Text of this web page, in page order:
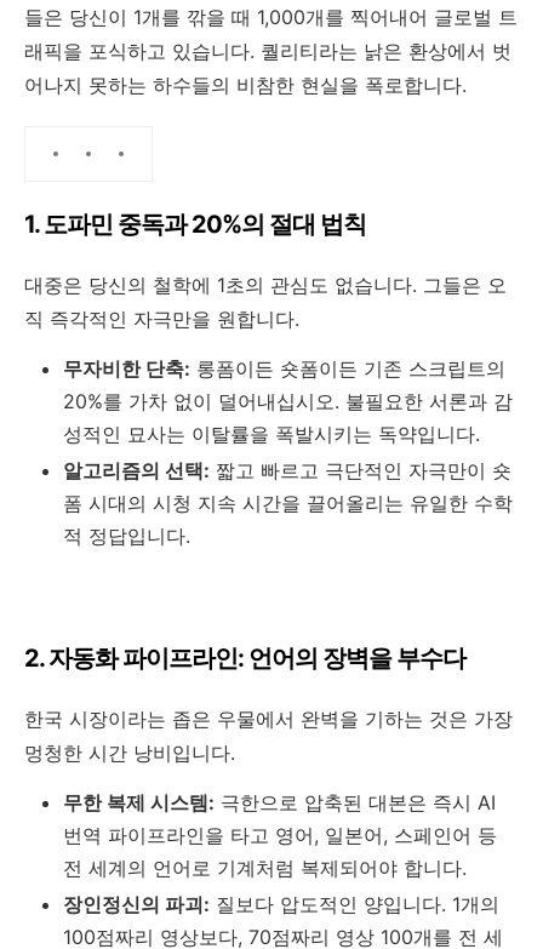
들은 당신이 1개를 깎을 때 1,000개를 찍어내어 글로벌 트
래픽을 포식하고 있습니다. 퀄리티라는 낡은 환상에서 벗
어나지 못하는 하수들의 비참한 현실을 폭로합니다.
1. 도파민 중독과 20%의 절대 법칙
대중은 당신의 철학에 1초의 관심도 없습니다. 그들은 오
직 즉각적인 자극만을 원합니다.
무자비한 단축: 롱폼이든 숏폼이든 기존 스크립트의
20%를 가차 없이 덜어내십시오. 불필요한 서론과 감
성적인 묘사는 이탈률을 폭발시키는 독약입니다.
알고리즘의 선택: 짧고 빠르고 극단적인 자극만이 숏
폼 시대의 시청 지속 시간을 끌어올리는 유일한 수학
적 정답입니다.
2. 자동화 파이프라인: 언어의 장벽을 부수다
한국 시장이라는 좁은 우물에서 완벽을 기하는 것은 가장
멍청한 시간 낭비입니다.
무한 복제 시스템: 극한으로 압축된 대본은 즉시 AI
번역 파이프라인을 타고 영어, 일본어, 스페인어 등
전 세계의 언어로 기계처럼 복제되어야 합니다.
장인정신의 파괴: 질보다 압도적인 양입니다. 1개의
100점짜리 영상보다, 70점짜리 영상 100개를 전 세